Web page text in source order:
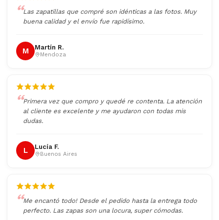
Las zapatillas que compré son idénticas a las fotos. Muy
buena calidad y el envío fue rapidísimo.
M Martín R.
Mendoza
Primera vez que compro y quedé re contenta. La atención
al cliente es excelente y me ayudaron con todas mis
dudas.
L Lucía F.
Buenos Aires
Me encantó todo! Desde el pedido hasta la entrega todo
perfecto. Las zapas son una locura, super cómodas.